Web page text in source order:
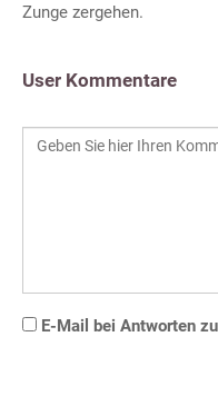
Zunge zergehen.
User Kommentare
E-Mail bei Antworten